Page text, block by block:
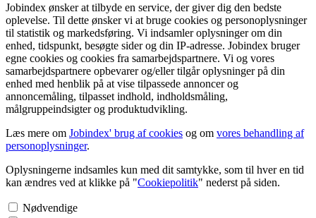
Jobindex ønsker at tilbyde en service, der giver dig den bedste
oplevelse. Til dette ønsker vi at bruge cookies og personoplysninger
til statistik og markedsføring. Vi indsamler oplysninger om din
enhed, tidspunkt, besøgte sider og din IP-adresse. Jobindex bruger
egne cookies og cookies fra samarbejdspartnere. Vi og vores
samarbejdspartnere opbevarer og/eller tilgår oplysninger på din
enhed med henblik på at vise tilpassede annoncer og
annoncemåling, tilpasset indhold, indholdsmåling,
målgruppeindsigter og produktudvikling.
Læs mere om Jobindex' brug af cookies og om vores behandling af
personoplysninger.
Oplysningerne indsamles kun med dit samtykke, som til hver en tid
kan ændres ved at klikke på "Cookiepolitik" nederst på siden.
Nødvendige